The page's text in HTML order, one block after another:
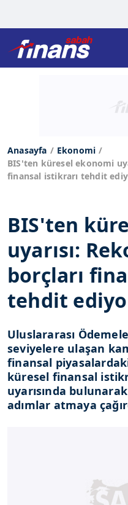
Anasayfa
Ekonomi
BIS'ten küresel ekonomi
finansal istikrarı tehdit
BIS'ten
uyarısı:
borçları
tehdit
Uluslararası
seviyelere ulaşan
finansal
küresel finansal
uyarısında
adımlar atmaya